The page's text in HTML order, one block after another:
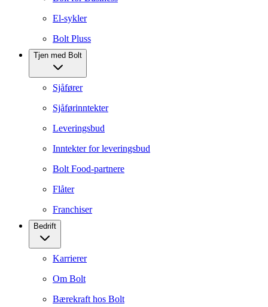
El-sykler
Bolt Pluss
Tjen med Bolt
Sjåfører
Sjåførinntekter
Leveringsbud
Inntekter for leveringsbud
Bolt Food-partnere
Flåter
Franchiser
Bedrift
Karrierer
Om Bolt
Bærekraft hos Bolt